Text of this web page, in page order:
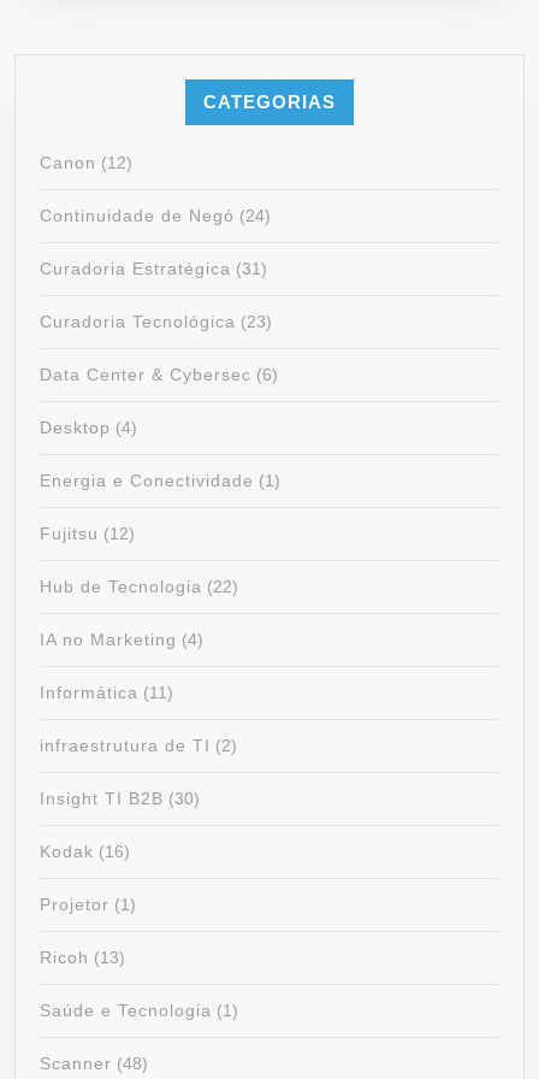
CATEGORIAS
Canon (12)
Continuidade de Negó (24)
Curadoria Estratégica (31)
Curadoria Tecnológica (23)
Data Center & Cybersec (6)
Desktop (4)
Energia e Conectividade (1)
Fujitsu (12)
Hub de Tecnologia (22)
IA no Marketing (4)
Informática (11)
infraestrutura de TI (2)
Insight TI B2B (30)
Kodak (16)
Projetor (1)
Ricoh (13)
Saúde e Tecnologia (1)
Scanner (48)